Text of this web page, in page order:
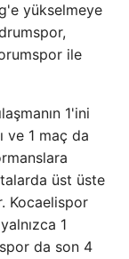
yükselmeye
ile
1'ini
ve 1 maç da
üst üste
Kocaelispor
1
da son 4